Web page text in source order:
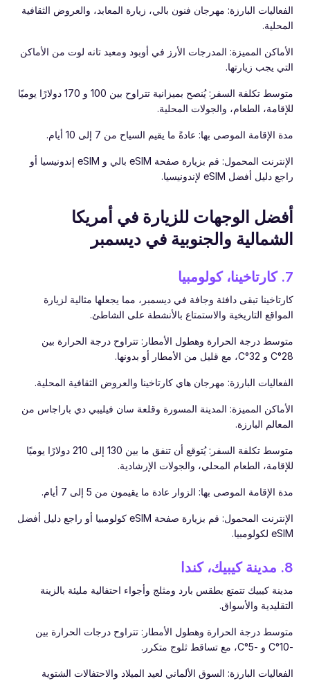
الفعاليات البارزة: مهرجان فنون بالي، زيارة المعابد، والعروض الثقافية
المحلية.
الأماكن المميزة: المدرجات الأرز في أوبود ومعبد تانه لوت من الأماكن
التي يجب زيارتها.
متوسط تكلفة السفر: يُنصح بميزانية تتراوح بين 100 و 170 دولارًا يوميًا
للإقامة، الطعام، والجولات المحلية.
مدة الإقامة الموصى بها: عادةً ما يقيم السياح من 7 إلى 10 أيام.
الإنترنت المحمول: قم بزيارة صفحة eSIM بالي و eSIM إندونيسيا أو
راجع دليل أفضل eSIM لإندونيسيا.
أفضل الوجهات للزيارة في أمريكا
الشمالية والجنوبية في ديسمبر
7. كارتاخينا، كولومبيا
كارتاخينا تبقى دافئة وجافة في ديسمبر، مما يجعلها مثالية لزيارة
المواقع التاريخية والاستمتاع بالأنشطة على الشاطئ.
متوسط درجة الحرارة وهطول الأمطار: تتراوح درجة الحرارة بين
28°C و 32°C، مع قليل من الأمطار أو بدونها.
الفعاليات البارزة: مهرجان هاي كارتاخينا والعروض الثقافية المحلية.
الأماكن المميزة: المدينة المسورة وقلعة سان فيليبي دي باراجاس من
المعالم البارزة.
متوسط تكلفة السفر: يُتوقع أن تنفق ما بين 130 إلى 210 دولارًا يوميًا
للإقامة، الطعام المحلي، والجولات الإرشادية.
مدة الإقامة الموصى بها: الزوار عادة ما يقيمون من 5 إلى 7 أيام.
الإنترنت المحمول: قم بزيارة صفحة eSIM كولومبيا أو راجع دليل أفضل
eSIM لكولومبيا.
8. مدينة كيبيك، كندا
مدينة كيبيك تتمتع بطقس بارد ومثلج وأجواء احتفالية مليئة بالزينة
التقليدية والأسواق.
متوسط درجة الحرارة وهطول الأمطار: تتراوح درجات الحرارة بين
-10°C و -5°C، مع تساقط ثلوج متكرر.
الفعاليات البارزة: السوق الألماني لعيد الميلاد والاحتفالات الشتوية